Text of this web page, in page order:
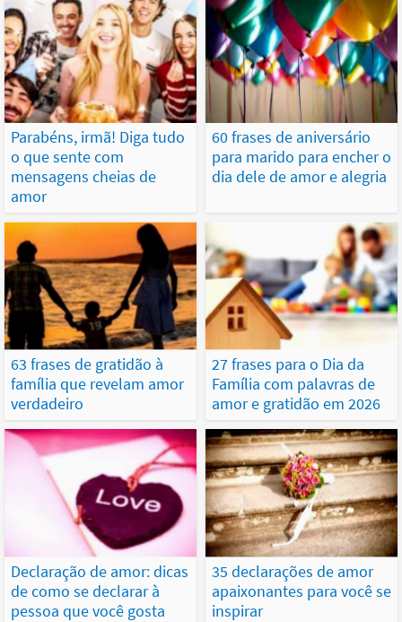
Parabéns, irmã! Diga tudo
o que sente com
mensagens cheias de
amor
60 frases de aniversário
para marido para encher o
dia dele de amor e alegria
63 frases de gratidão à
família que revelam amor
verdadeiro
27 frases para o Dia da
Família com palavras de
amor e gratidão em 2026
Declaração de amor: dicas
de como se declarar à
pessoa que você gosta
35 declarações de amor
apaixonantes para você se
inspirar